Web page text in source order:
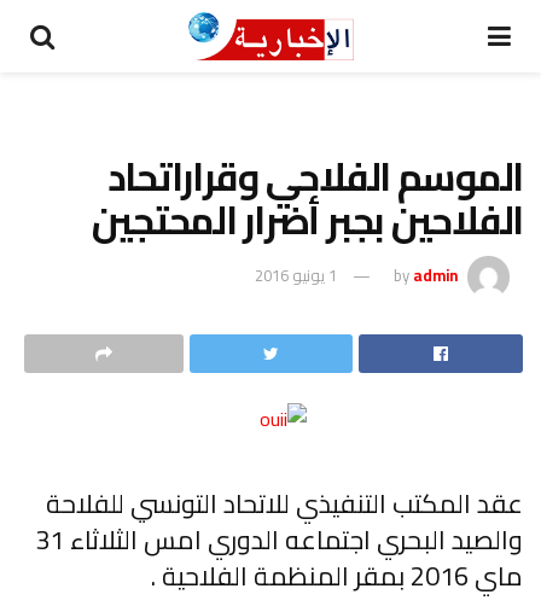
الموسم الفلاحي وقراراتحاد
الفلاحين بجبر أضرار المحتجين
byadmin 1 يونيو 2016
عقد المكتب التنفيذي للاتحاد التونسي للفلاحة
والصيد البحري اجتماعه الدوري امس الثلاثاء 31
ماي 2016 بمقر المنظمة الفلاحية .